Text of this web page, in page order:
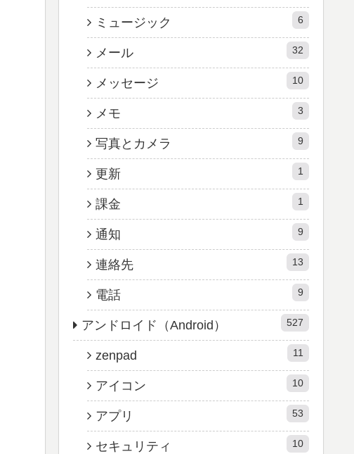
ミュージック 6
メール 32
メッセージ 10
メモ 3
写真とカメラ 9
更新 1
課金 1
通知 9
連絡先 13
電話 9
アンドロイド（Android） 527
zenpad 11
アイコン 10
アプリ 53
セキュリティ 10